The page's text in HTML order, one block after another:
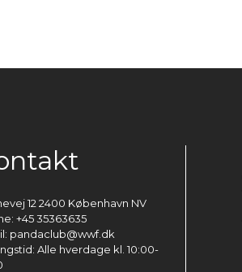
12 2400 København NV
+45 35363635
pandaclub@wwf.dk
Alle hverdage kl. 10:00-